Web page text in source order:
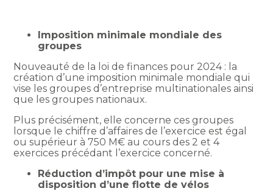
Imposition minimale mondiale des
groupes
Nouveauté de la loi de finances pour 2024 : la
création d’une imposition minimale mondiale qui
vise les groupes d’entreprise multinationales ainsi
que les groupes nationaux.
Plus précisément, elle concerne ces groupes
lorsque le chiffre d’affaires de l’exercice est égal
ou supérieur à 750 M€ au cours des 2 et 4
exercices précédant l’exercice concerné.
Réduction d’impôt pour une mise à
disposition d’une flotte de vélos